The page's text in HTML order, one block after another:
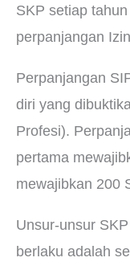
SKP setiap
perpanjangan
Perpanjangan
diri yang
Profesi).
pertama
mewajibkan 200
Unsur-unsur
berlaku adalah